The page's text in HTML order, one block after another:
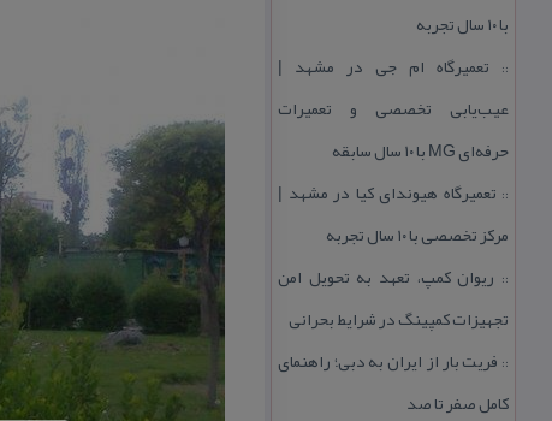
با ۱۰ سال تجربه
:: تعمیرگاه ام جی در مشهد |
عیب‌یابی تخصصی و تعمیرات
حرفه‌ای MG با ۱۰ سال سابقه
:: تعمیرگاه هیوندای كیا در مشهد |
مركز تخصصی با ۱۰ سال تجربه
:: ریوان كمپ، تعهد به تحویل امن
تجهیزات كمپینگ در شرایط بحرانی
:: فریت بار از ایران به دبی؛ راهنمای
كامل صفر تا صد